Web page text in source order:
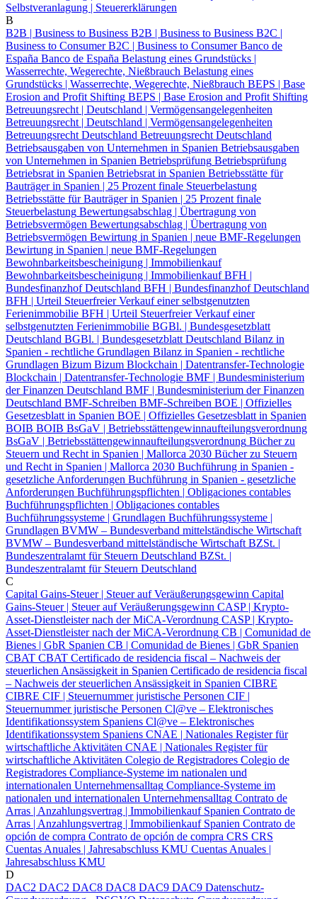
Selbstveranlagung | Steuererklärungen
B
B2B | Business to Business B2B | Business to Business B2C |
Business to Consumer B2C | Business to Consumer Banco de
España Banco de España Belastung eines Grundstücks |
Wasserrechte, Wegerechte, Nießbrauch Belastung eines
Grundstücks | Wasserrechte, Wegerechte, Nießbrauch BEPS | Base
Erosion and Profit Shifting BEPS | Base Erosion and Profit Shifting
Betreuungsrecht | Deutschland | Vermögensangelegenheiten
Betreuungsrecht | Deutschland | Vermögensangelegenheiten
Betreuungsrecht Deutschland Betreuungsrecht Deutschland
Betriebsausgaben von Unternehmen in Spanien Betriebsausgaben
von Unternehmen in Spanien Betriebsprüfung Betriebsprüfung
Betriebsrat in Spanien Betriebsrat in Spanien Betriebsstätte für
Bauträger in Spanien | 25 Prozent finale Steuerbelastung
Betriebsstätte für Bauträger in Spanien | 25 Prozent finale
Steuerbelastung Bewertungsabschlag | Übertragung von
Betriebsvermögen Bewertungsabschlag | Übertragung von
Betriebsvermögen Bewirtung in Spanien | neue BMF-Regelungen
Bewirtung in Spanien | neue BMF-Regelungen
Bewohnbarkeitsbescheinigung | Immobilienkauf
Bewohnbarkeitsbescheinigung | Immobilienkauf BFH |
Bundesfinanzhof Deutschland BFH | Bundesfinanzhof Deutschland
BFH | Urteil Steuerfreier Verkauf einer selbstgenutzten
Ferienimmobilie BFH | Urteil Steuerfreier Verkauf einer
selbstgenutzten Ferienimmobilie BGBl. | Bundesgesetzblatt
Deutschland BGBl. | Bundesgesetzblatt Deutschland Bilanz in
Spanien - rechtliche Grundlagen Bilanz in Spanien - rechtliche
Grundlagen Bizum Bizum Blockchain | Datentransfer-Technologie
Blockchain | Datentransfer-Technologie BMF | Bundesministerium
der Finanzen Deutschland BMF | Bundesministerium der Finanzen
Deutschland BMF-Schreiben BMF-Schreiben BOE | Offizielles
Gesetzesblatt in Spanien BOE | Offizielles Gesetzesblatt in Spanien
BOIB BOIB BsGaV | Betriebsstättengewinnaufteilungsverordnung
BsGaV | Betriebsstättengewinnaufteilungsverordnung Bücher zu
Steuern und Recht in Spanien | Mallorca 2030 Bücher zu Steuern
und Recht in Spanien | Mallorca 2030 Buchführung in Spanien -
gesetzliche Anforderungen Buchführung in Spanien - gesetzliche
Anforderungen Buchführungspflichten | Obligaciones contables
Buchführungspflichten | Obligaciones contables
Buchführungssysteme | Grundlagen Buchführungssysteme |
Grundlagen BVMW – Bundesverband mittelständische Wirtschaft
BVMW – Bundesverband mittelständische Wirtschaft BZSt. |
Bundeszentralamt für Steuern Deutschland BZSt. |
Bundeszentralamt für Steuern Deutschland
C
Capital Gains-Steuer | Steuer auf Veräußerungsgewinn Capital
Gains-Steuer | Steuer auf Veräußerungsgewinn CASP | Krypto-
Asset-Dienstleister nach der MiCA-Verordnung CASP | Krypto-
Asset-Dienstleister nach der MiCA-Verordnung CB | Comunidad de
Bienes | GbR Spanien CB | Comunidad de Bienes | GbR Spanien
CBAT CBAT Certificado de residencia fiscal – Nachweis der
steuerlichen Ansässigkeit in Spanien Certificado de residencia fiscal
– Nachweis der steuerlichen Ansässigkeit in Spanien CIBRE
CIBRE CIF | Steuernummer juristische Personen CIF |
Steuernummer juristische Personen Cl@ve – Elektronisches
Identifikationssystem Spaniens Cl@ve – Elektronisches
Identifikationssystem Spaniens CNAE | Nationales Register für
wirtschaftliche Aktivitäten CNAE | Nationales Register für
wirtschaftliche Aktivitäten Colegio de Registradores Colegio de
Registradores Compliance-Systeme im nationalen und
internationalen Unternehmensalltag Compliance-Systeme im
nationalen und internationalen Unternehmensalltag Contrato de
Arras | Anzahlungsvertrag | Immobilienkauf Spanien Contrato de
Arras | Anzahlungsvertrag | Immobilienkauf Spanien Contrato de
opción de compra Contrato de opción de compra CRS CRS
Cuentas Anuales | Jahresabschluss KMU Cuentas Anuales |
Jahresabschluss KMU
D
DAC2 DAC2 DAC8 DAC8 DAC9 DAC9 Datenschutz-